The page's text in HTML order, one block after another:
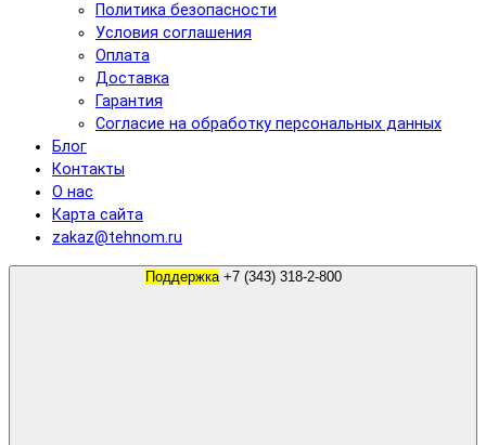
Политика безопасности
Условия соглашения
Оплата
Доставка
Гарантия
Согласие на обработку персональных данных
Блог
Контакты
О нас
Карта сайта
zakaz@tehnom.ru
Поддержка +7 (343) 318-2-800